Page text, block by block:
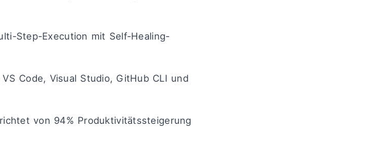
Step-Execution mit Self-Healing-
Code, Visual Studio, GitHub CLI und
von 94% Produktivitätssteigerung